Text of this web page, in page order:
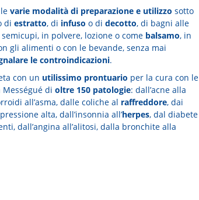
varie modalità di preparazione e utilizzo sotto
di estratto, di infuso o di decotto, di bagni alle
in polvere, lozione o come balsamo, in
gli alimenti o con le bevande, senza mai
le controindicazioni.
con un utilissimo prontuario per la cura con le
di oltre 150 patologie: dall’acne alla
all’asma, dalle coliche al raffreddore, dai
alta, dall’insonnia all’herpes, dal diabete
dall’angina all’alitosi, dalla bronchite alla